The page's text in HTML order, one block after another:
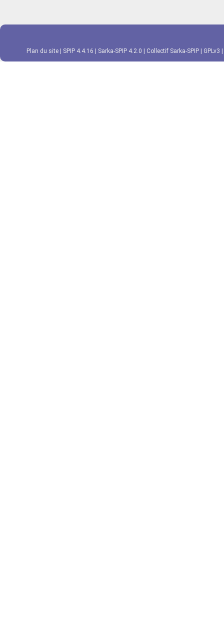
Plan du site SPIP 4.4.16 Sarka-SPIP 4.2.0 Collectif Sarka-SPIP GPLv3